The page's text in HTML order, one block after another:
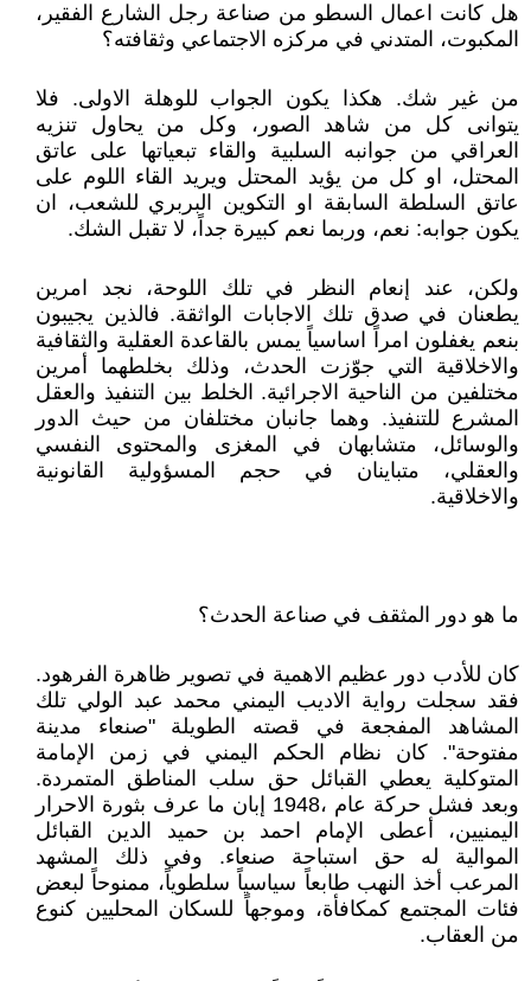
هل كانت اعمال السطو من صناعة رجل الشارع الفقير،
المكبوت، المتدني في مركزه الاجتماعي وثقافته؟
من غير شك. هكذا يكون الجواب للوهلة الاولى. فلا
يتوانى كل من شاهد الصور، وكل من يحاول تنزيه
العراقي من جوانبه السلبية والقاء تبعياتها على عاتق
المحتل، او كل من يؤيد المحتل ويريد القاء اللوم على
عاتق السلطة السابقة او التكوين البربري للشعب، ان
يكون جوابه: نعم، وربما نعم كبيرة جداً، لا تقبل الشك.
ولكن، عند إنعام النظر في تلك اللوحة، نجد امرين
يطعنان في صدق تلك الاجابات الواثقة. فالذين يجيبون
بنعم يغفلون امراً اساسياً يمس بالقاعدة العقلية والثقافية
والاخلاقية التي جوّزت الحدث، وذلك بخلطهما أمرين
مختلفين من الناحية الاجرائية. الخلط بين التنفيذ والعقل
المشرع للتنفيذ. وهما جانبان مختلفان من حيث الدور
والوسائل، متشابهان في المغزى والمحتوى النفسي
والعقلي، متباينان في حجم المسؤولية القانونية
والاخلاقية.
ما هو دور المثقف في صناعة الحدث؟
كان للأدب دور عظيم الاهمية في تصوير ظاهرة الفرهود.
فقد سجلت رواية الاديب اليمني محمد عبد الولي تلك
المشاهد المفجعة في قصته الطويلة "صنعاء مدينة
مفتوحة". كان نظام الحكم اليمني في زمن الإمامة
المتوكلية يعطي القبائل حق سلب المناطق المتمردة.
وبعد فشل حركة عام ،1948 إبان ما عرف بثورة الاحرار
اليمنيين، أعطى الإمام احمد بن حميد الدين القبائل
الموالية له حق استباحة صنعاء. وفي ذلك المشهد
المرعب أخذ النهب طابعاً سياسياً سلطوياً، ممنوحاً لبعض
فئات المجتمع كمكافأة، وموجهاً للسكان المحليين كنوع
من العقاب.